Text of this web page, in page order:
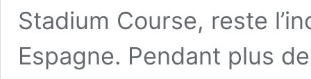
Stadium Course, reste
Espagne. Pendant plus